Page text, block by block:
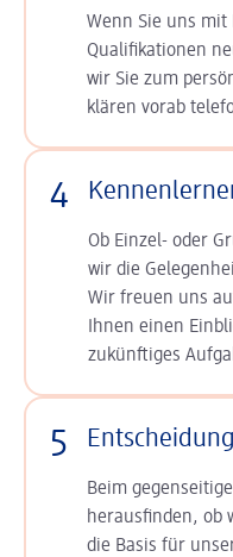
Wenn Sie uns
Qualifikationen
wir Sie zum
klären vorab
4
Ob Einzel- oder
wir die
Wir freuen uns
Ihnen einen
zukünftiges
5 Entscheidung
Beim
herausfinden, ob
die Basis für